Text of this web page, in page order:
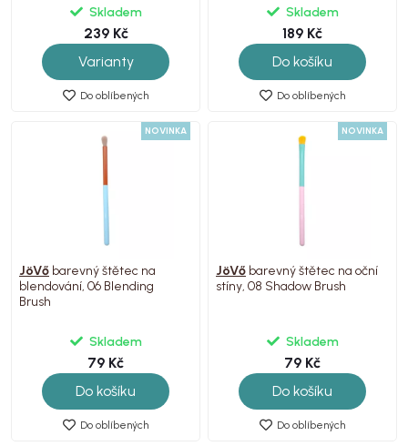
Skladem
239 Kč
Varianty
Do oblíbených
Skladem
189 Kč
Do košíku
Do oblíbených
NOVINKA
JöVő barevný štětec na
blendování, 06 Blending
Brush
Skladem
79 Kč
Do košíku
Do oblíbených
NOVINKA
JöVő barevný štětec na oční
stíny, 08 Shadow Brush
Skladem
79 Kč
Do košíku
Do oblíbených